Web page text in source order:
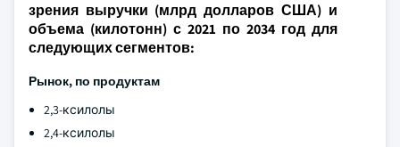
зрения выручки (млрд долларов США) и
объема (килотонн) с 2021 по 2034 год для
следующих сегментов:
Рынок, по продуктам
2,3-ксилолы
2,4-ксилолы